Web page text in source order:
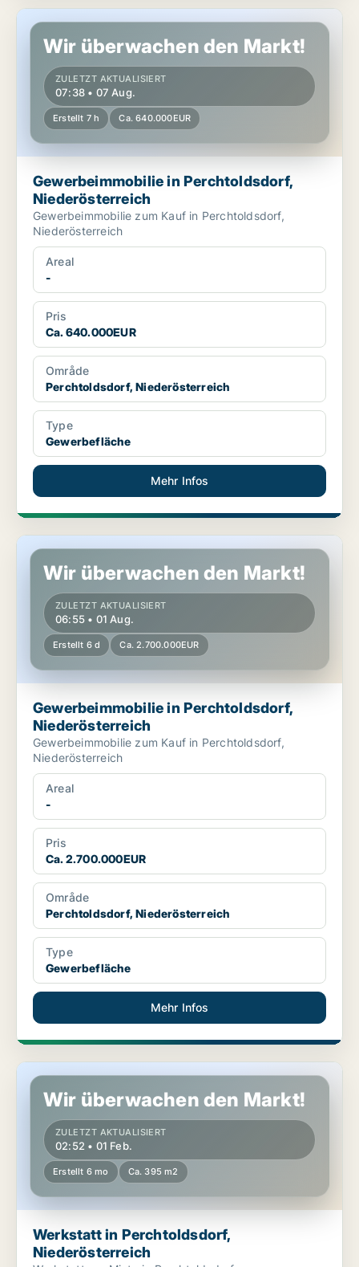
Gewerbeimmobilie in Perchtoldsdorf, Niederösterreich
Wir überwachen den Markt!
ZULETZT AKTUALISIERT
07:38 • 07 Aug.
Erstellt 7 h Ca. 640.000EUR
Gewerbeimmobilie in Perchtoldsdorf,
Niederösterreich
Gewerbeimmobilie zum Kauf in Perchtoldsdorf,
Niederösterreich
Areal
-
Pris
Ca. 640.000EUR
Område
Perchtoldsdorf, Niederösterreich
Type
Gewerbefläche
Mehr Infos
Gewerbeimmobilie in Perchtoldsdorf, Niederösterreich
Wir überwachen den Markt!
ZULETZT AKTUALISIERT
06:55 • 01 Aug.
Erstellt 6 d Ca. 2.700.000EUR
Gewerbeimmobilie in Perchtoldsdorf,
Niederösterreich
Gewerbeimmobilie zum Kauf in Perchtoldsdorf,
Niederösterreich
Areal
-
Pris
Ca. 2.700.000EUR
Område
Perchtoldsdorf, Niederösterreich
Type
Gewerbefläche
Mehr Infos
Werkstatt in Perchtoldsdorf, Niederösterreich
Wir überwachen den Markt!
ZULETZT AKTUALISIERT
02:52 • 01 Feb.
Erstellt 6 mo Ca. 395 m2
Werkstatt in Perchtoldsdorf,
Niederösterreich